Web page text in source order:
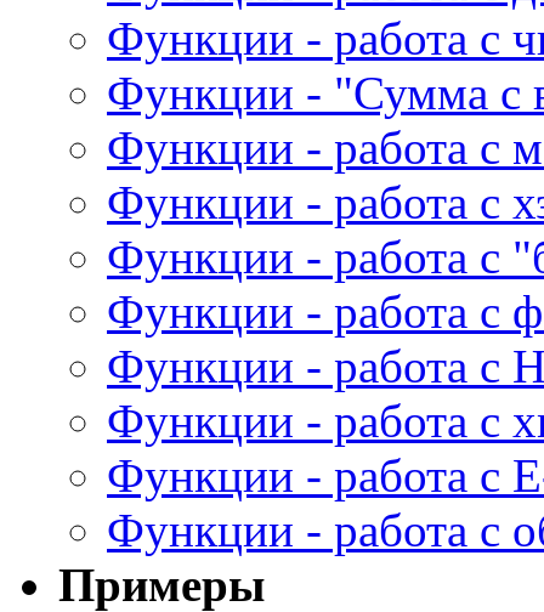
Функции - работа с
Функции - "Сумма с
Функции - работа с
Функции - работа с
Функции - работа с
Функции - работа с
Функции - работа с
Функции - работа с
Функции - работа с
Функции - работа с
Примеры